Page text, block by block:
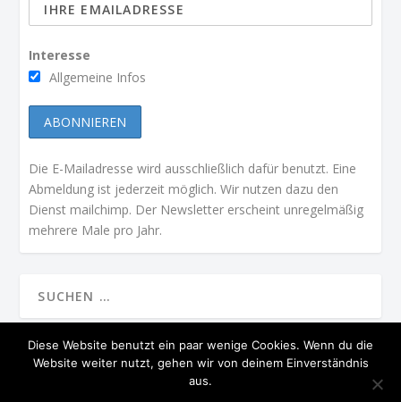
Interesse
Allgemeine Infos
Die E-Mailadresse wird ausschließlich dafür benutzt. Eine
Abmeldung ist jederzeit möglich. Wir nutzen dazu den
Dienst mailchimp. Der Newsletter erscheint unregelmäßig
mehrere Male pro Jahr.
ELEGANT THEMES | UNTERSTÜTZT VON
Diese Website benutzt ein paar wenige Cookies. Wenn du die
Website weiter nutzt, gehen wir von deinem Einverständnis
aus.